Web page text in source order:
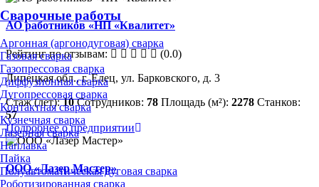
Сварочные работы
Аргонная (аргонодуговая) сварка
Газовая сварка
Газопрессовая сварка
Диффузионная сварка
Дугопрессовая сварка
Контактная сварка
Кузнечная сварка
Лазерная сварка
Наплавка
Пайка
Полуавтоматическая дуговая сварка
Роботизированная сварка
АО работников «НП «Квалитет»
Рейтинг по отзывам:
(0.0)
Липецкая обл., г. Елец, ул. Барковского, д. 3
Стаж (лет):10 Сотрудников: 78 Площадь (м²): 2278 Станков:
57
Подробнее о предприятии
ООО «Лазер Мастер»